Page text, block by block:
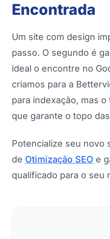
Encontrada
Um site com design
passo. O segundo é
ideal o encontre no
criamos para a
para indexação, mas
que garante o topo
Potencialize seu novo
de Otimização SEO e
qualificado para o seu